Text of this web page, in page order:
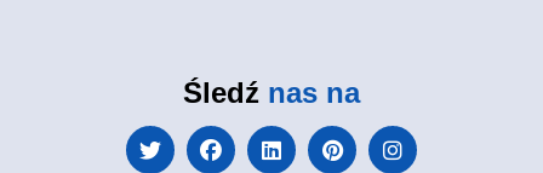
Śledź nas na